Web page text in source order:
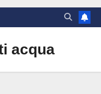
acqua